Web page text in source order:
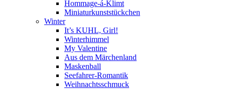
Hommage-á-Klimt
Miniaturkunststückchen
Winter
It’s KUHL, Girl!
Winterhimmel
My Valentine
Aus dem Märchenland
Maskenball
Seefahrer-Romantik
Weihnachtsschmuck